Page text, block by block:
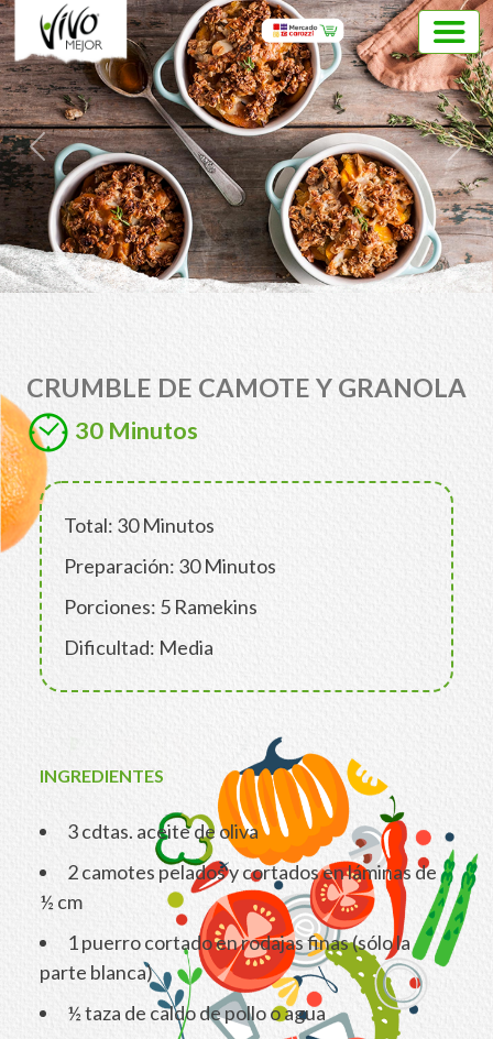
Previous Next
CRUMBLE DE CAMOTE Y GRANOLA
30 Minutos
Total: 30 Minutos
Preparación: 30 Minutos
Porciones: 5 Ramekins
Dificultad: Media
INGREDIENTES
3 cdtas. aceite de oliva
2 camotes pelados y cortados en láminas de
½ cm
1 puerro cortado en rodajas finas (sólo la
parte blanca)
½ taza de caldo de pollo o agua